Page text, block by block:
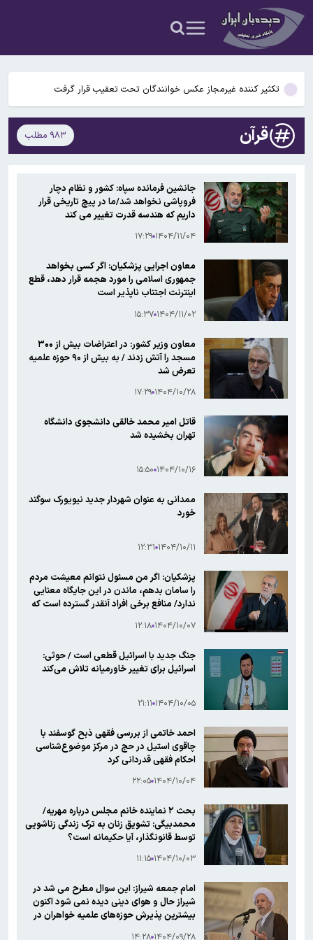
وزارت خارجه آمریکا از وضع تحریم‌های جدید علیه ایران خبر داد
محدودیت تردد در آزادراه تهران کرج قزوین تا ۲۰ شهریور/ جزئیات
تکثیر کننده غیرمجاز عکس خوانندگان تحت تعقیب قرار گرفت
خبر مهم تامین‌اجتماعی درباره زمان پرداخت معوقات فروردین و
اردیبهشت بازنشستگان/ چرا پرداخت معوقات به تاخیر افتاد؟
آیا ماه در حال کوچک شدن است؟
وزارت خارجه آمریکا از وضع تحریم‌های جدید علیه ایران خبر داد
محدودیت تردد در آزادراه تهران کرج قزوین تا ۲۰ شهریور/ جزئیات
قرآن ۹۸۳ مطلب
جانشین فرمانده سپاه: کشور و نظام دچار
فروپاشی نخواهد شد/ما در پیچ تاریخی قرار
داریم که هندسه قدرت تغییر می کند
۱۴۰۴/۱۱/۰۴ ۱۷:۲۹
معاون اجرایی پزشکیان: اگر کسی بخواهد
جمهوری اسلامی را مورد هجمه قرار دهد، قطع
اینترنت اجتناب ناپذیر است
۱۴۰۴/۱۱/۰۲ ۱۵:۳۷
معاون وزیر کشور: در اعتراضات بیش از ۳۰۰
مسجد را آتش زدند / به بیش از ۹۰ حوزه علمیه
تعرض شد
۱۴۰۴/۱۰/۲۸ ۱۷:۲۹
قاتل امیر محمد خالقی دانشجوی دانشگاه
تهران بخشیده شد
۱۴۰۴/۱۰/۱۶ ۱۵:۵۰
ممدانی به عنوان شهردار جدید نیویورک سوگند
خورد
۱۴۰۴/۱۰/۱۱ ۱۲:۳۱
پزشکیان: اگر من مسئول نتوانم معیشت مردم
را سامان بدهم، ماندن در این جایگاه معنایی
ندارد/ منافع برخی افراد آنقدر گسترده است که
۱۴۰۴/۱۰/۰۷ ۱۲:۱۸
جنگ جدید با اسرائیل قطعی است / حوثی:
اسرائیل برای تغییر خاورمیانه تلاش می‌کند
۱۴۰۴/۱۰/۰۵ ۲۱:۱۱
احمد خاتمی از بررسی فقهی ذبح گوسفند با
چاقوی استیل در حج در مرکز موضوع‌شناسی
احکام فقهی قدردانی کرد
۱۴۰۴/۱۰/۰۴ ۲۲:۰۵
بحث ۲ نماینده خانم مجلس درباره مهریه/
محمدبیگی: تشویق زنان به ترک زندگی زناشویی
توسط قانونگذار، آیا حکیمانه است؟
۱۴۰۴/۱۰/۰۳ ۱۱:۱۵
امام جمعه شیراز: این سوال مطرح می شد در
شیراز حال و هوای دینی دیده نمی شود اکنون
بیشترین پذیرش حوزه‌های علمیه خواهران در
۱۴۰۴/۰۹/۲۸ ۱۴:۲۸